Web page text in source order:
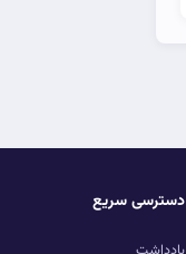
دسترسی سریع